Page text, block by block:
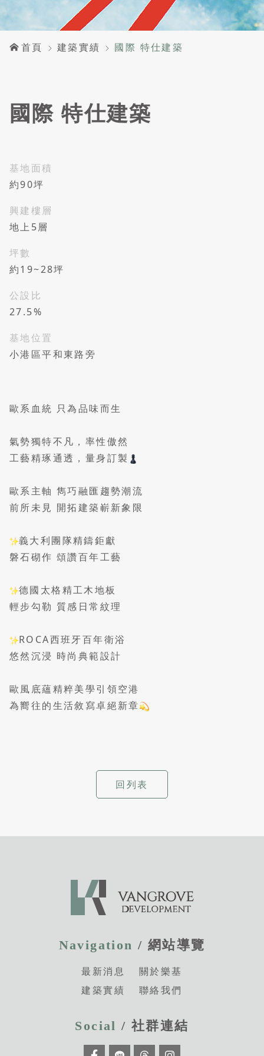
首頁 建築實績 國際 特仕建築
國際 特仕建築
基地面積
約90坪
興建樓層
地上5層
坪數
約19~28坪
公設比
27.5%
基地位置
小港區平和東路旁
歐系血統 只為品味而生
氣勢獨特不凡，率性傲然
工藝精琢通透，量身訂製
歐系主軸 雋巧融匯趨勢潮流
前所未見 開拓建築嶄新象限
義大利團隊精鑄鉅獻
磐石砌作 頌讚百年工藝
德國太格精工木地板
輕步勾勒 質感日常紋理
ROCA西班牙百年衛浴
悠然沉浸 時尚典範設計
歐風底蘊精粹美學引領空港
為嚮往的生活敘寫卓絕新章
回列表
Navigation / 網站導覽
最新消息
建築實績
關於樂基
聯絡我們
Social / 社群連結